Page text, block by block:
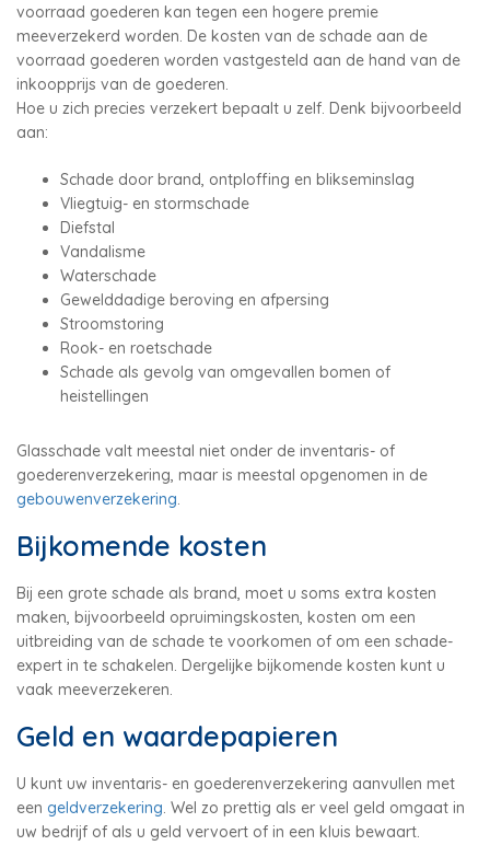
voorraad goederen kan tegen een hogere premie
meeverzekerd worden. De kosten van de schade aan de
voorraad goederen worden vastgesteld aan de hand van de
inkoopprijs van de goederen.
Hoe u zich precies verzekert bepaalt u zelf. Denk bijvoorbeeld
aan:
Schade door brand, ontploffing en blikseminslag
Vliegtuig- en stormschade
Diefstal
Vandalisme
Waterschade
Gewelddadige beroving en afpersing
Stroomstoring
Rook- en roetschade
Schade als gevolg van omgevallen bomen of
heistellingen
Glasschade valt meestal niet onder de inventaris- of
goederenverzekering, maar is meestal opgenomen in de
gebouwenverzekering.
Bijkomende kosten
Bij een grote schade als brand, moet u soms extra kosten
maken, bijvoorbeeld opruimingskosten, kosten om een
uitbreiding van de schade te voorkomen of om een schade-
expert in te schakelen. Dergelijke bijkomende kosten kunt u
vaak meeverzekeren.
Geld en waardepapieren
U kunt uw inventaris- en goederenverzekering aanvullen met
een geldverzekering. Wel zo prettig als er veel geld omgaat in
uw bedrijf of als u geld vervoert of in een kluis bewaart.